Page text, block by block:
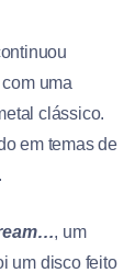
uma
clássico.
em temas de
, um
um disco feito